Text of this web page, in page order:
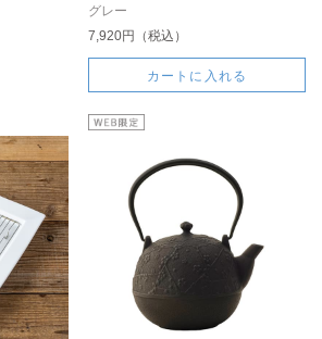
グレー
7,920円（税込）
カートに入れる